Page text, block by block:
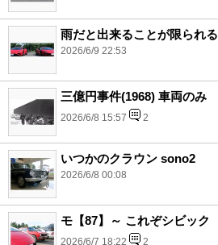
雨だと出来ることが限られる
2026/6/9 22:53
三億円事件(1968) 車両のみ
2026/6/8 15:57 2
いつかのクラウン sono2
2026/6/8 00:08
モ【87】～ これぞシビック
2026/6/7 18:22 2